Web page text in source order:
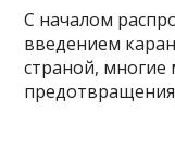
С началом
введением
страной,
предотвращения